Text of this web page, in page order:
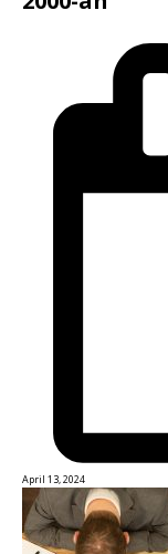
April 13, 2024